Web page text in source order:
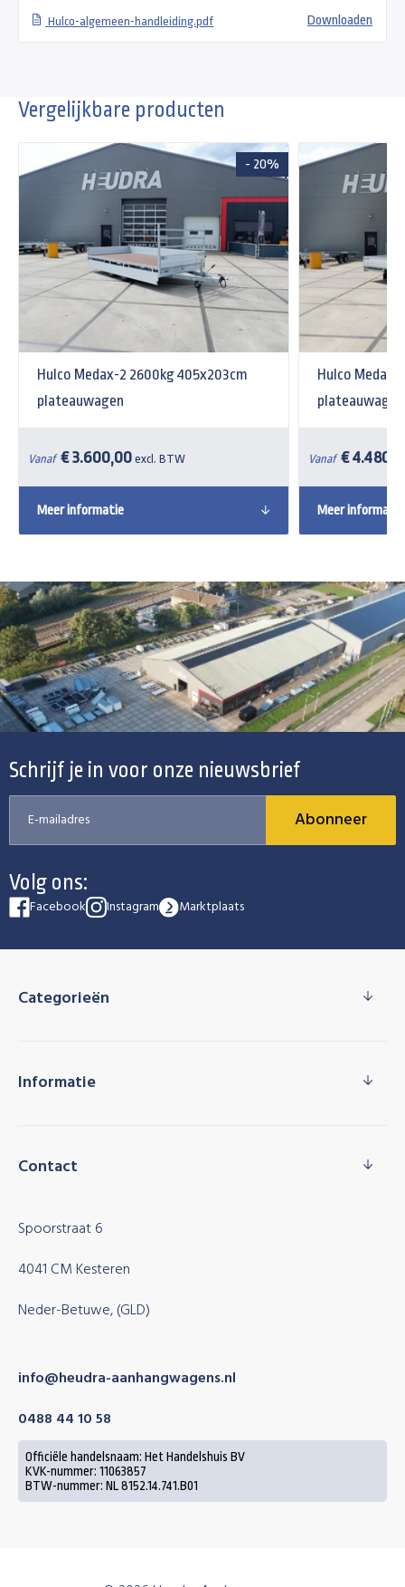
Hulco-algemeen-handleiding.pdf Downloaden
Vergelijkbare producten
- 20%
Hulco Medax-2 2600kg 405x203cm
plateauwagen
Vanaf € 3.600,00 excl. BTW
Meer informatie
Hulco
plateauwagen
Vanaf €
Meer informatie
Schrijf je in voor onze nieuwsbrief
Abonneer
Volg ons:
Facebook Instagram Marktplaats
Categorieën
Informatie
Contact
Spoorstraat 6
4041 CM Kesteren
Neder-Betuwe, (GLD)
info@heudra-aanhangwagens.nl
0488 44 10 58
Officiële handelsnaam: Het Handelshuis BV
KVK-nummer: 11063857
BTW-nummer: NL 8152.14.741.B01